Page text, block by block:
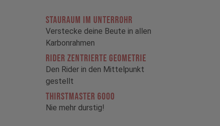
STAURAUM im Unterrohr
Verstecke deine Beute in allen
Karbonrahmen
RIDER ZENTRIERTE GEOMETRIE
Den Rider in den Mittelpunkt
gestellt
THIRSTMASTER 6000
Nie mehr durstig!